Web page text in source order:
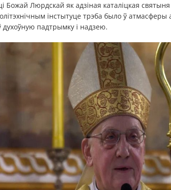
Божай Люрдскай як адзіная каталіцкая
інстытуце трэба было ў
духоўную падтрымку і надзею.